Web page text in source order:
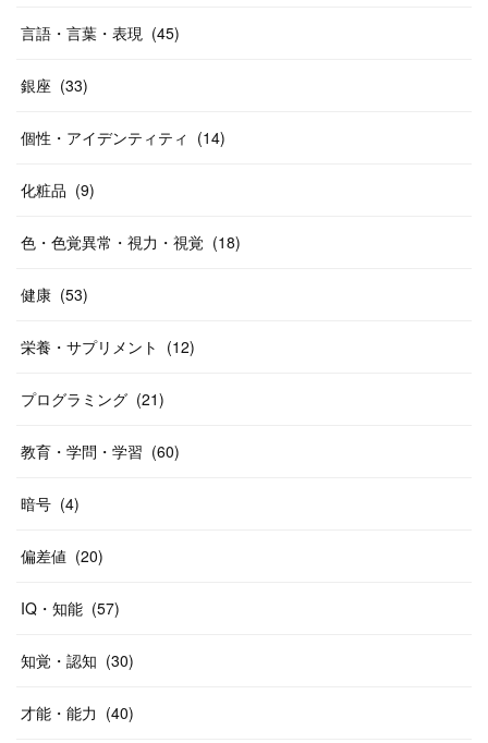
言語・言葉・表現 (45)
銀座 (33)
個性・アイデンティティ (14)
化粧品 (9)
色・色覚異常・視力・視覚 (18)
健康 (53)
栄養・サプリメント (12)
プログラミング (21)
教育・学問・学習 (60)
暗号 (4)
偏差値 (20)
IQ・知能 (57)
知覚・認知 (30)
才能・能力 (40)